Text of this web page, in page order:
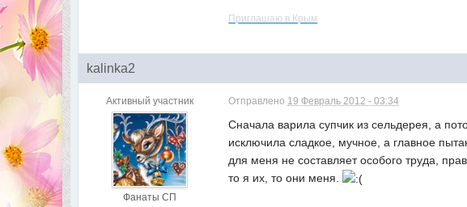
Приглашаю в Крым
kalinka2
Активный участник
Фанаты СП
Отправлено 19 Февраль 2012 - 03:34
Сначала варила супчик из сельдерея, а
исключила сладкое, мучное, а главное
для меня не составляет особого труда,
то я их, то они меня.